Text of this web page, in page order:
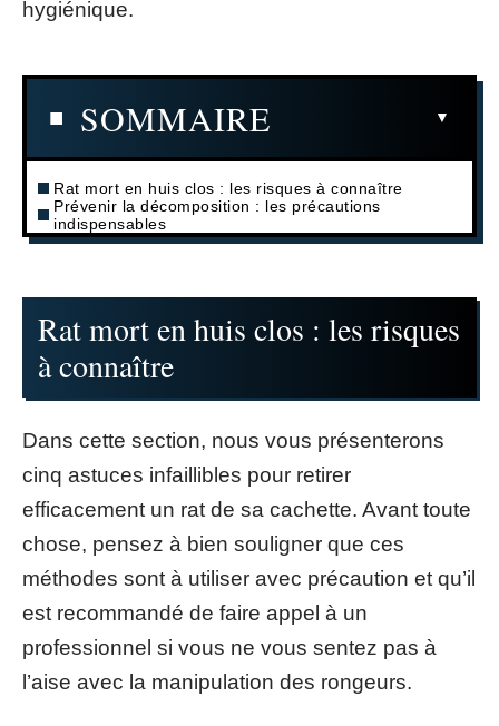
hygiénique.
SOMMAIRE
Rat mort en huis clos : les risques à connaître
Prévenir la décomposition : les précautions
indispensables
Rat mort en huis clos : les risques
à connaître
Dans cette section, nous vous présenterons
cinq astuces infaillibles pour retirer
efficacement un rat de sa cachette. Avant toute
chose, pensez à bien souligner que ces
méthodes sont à utiliser avec précaution et qu’il
est recommandé de faire appel à un
professionnel si vous ne vous sentez pas à
l’aise avec la manipulation des rongeurs.